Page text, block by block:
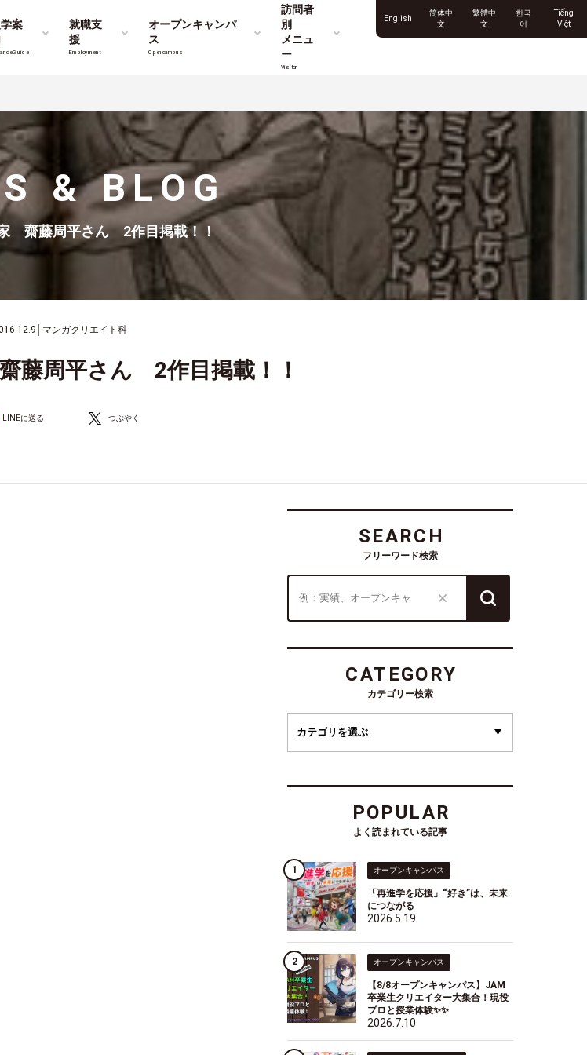
学案
Guide
就職支
援
Employment
オープンキャンパ
ス
Opencampus
訪問者
別
メニュ
ー
Visitor
English
简体中
文
繁體中
文
한국
어
Tiếng
Việt
& BLOG
齋藤周平さん 2作目掲載！！
マンガクリエイト科
藤周平さん 2作目掲載！！
LINEに送る つぶやく
SEARCH
フリーワード検索
CATEGORY
カテゴリー検索
POPULAR
よく読まれている記事
オープンキャンパス
「再進学を応援」“好き”は、未来
につながる
2026.5.19
オープンキャンパス
【8/8オープンキャンパス】JAM
卒業生クリエイター大集合！現役
プロと授業体験✨✨
2026.7.10